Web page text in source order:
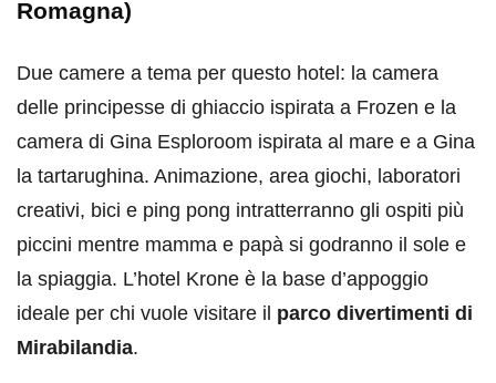
Romagna)
Due camere a tema per questo hotel: la camera
delle principesse di ghiaccio ispirata a Frozen e la
camera di Gina Esploroom ispirata al mare e a Gina
la tartarughina. Animazione, area giochi, laboratori
creativi, bici e ping pong intratterranno gli ospiti più
piccini mentre mamma e papà si godranno il sole e
la spiaggia. L’hotel Krone è la base d’appoggio
ideale per chi vuole visitare il parco divertimenti di
Mirabilandia.